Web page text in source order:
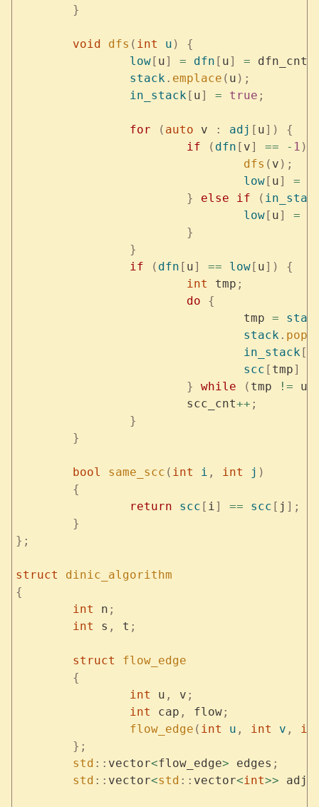
	}
	void
dfs ( int u )
{
		low
[ u] = dfn [ u] = dfn_cnt
		stack
. emplace ( u );
		in_stack
[ u] = true ;
		for
( auto v : adj [ u])
{
			if
( dfn [ v] == - 1 )
				dfs
( v );
				low
[ u] =
			}
else if (
				low
[ u] =
			}
		}
		if
( dfn [ u] == low[ u])
{
			int
tmp ;
			do
{
				tmp
=
				stack
. pop
				in_stack
[
				scc
[ tmp]
			}
while ( tmp != u
			scc_cnt
++ ;
		}
	}
	bool
same_scc ( int i , int j )
	{
		return
scc [ i] == scc [ j ];
	}
};
struct dinic_algorithm
{
	int
n ;
	int
s , t ;
	struct
flow_edge
	{
		int
u , v ;
		int
cap , flow;
		flow_edge
( int u , int v ,
	};
	std
:: vector<flow_edge> edges ;
	std
:: vector<std :: vector<int>> adj